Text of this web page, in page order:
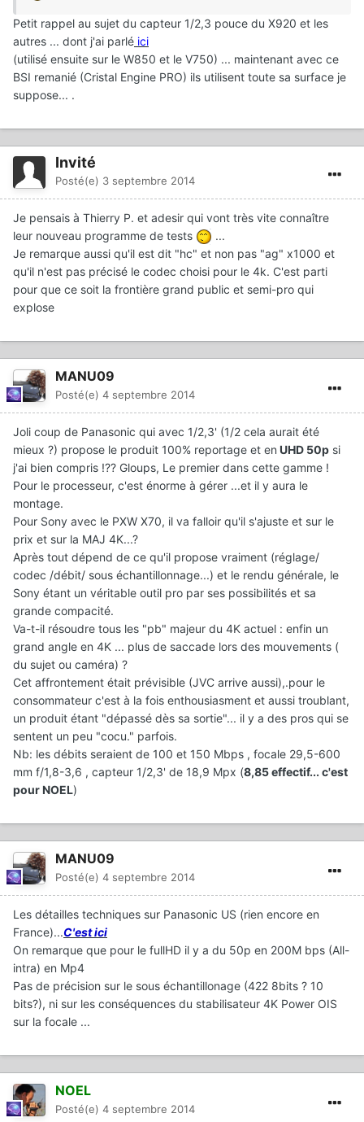
Petit rappel au sujet du capteur 1/2,3 pouce du X920 et les
autres ... dont j'ai parlé ici
(utilisé ensuite sur le W850 et le V750) ... maintenant avec ce
BSI remanié (Cristal Engine PRO) ils utilisent toute sa surface je
suppose... .
Invité
Posté(e) 3 septembre 2014
Je pensais à Thierry P. et adesir qui vont très vite connaître
leur nouveau programme de tests
...
Je remarque aussi qu'il est dit "hc" et non pas "ag" x1000 et
qu'il n'est pas précisé le codec choisi pour le 4k. C'est parti
pour que ce soit la frontière grand public et semi-pro qui
explose
MANU09
Posté(e) 4 septembre 2014
Joli coup de Panasonic qui avec 1/2,3' (1/2 cela aurait été
mieux ?) propose le produit 100% reportage et en UHD 50p si
j'ai bien compris !?? Gloups, Le premier dans cette gamme !
Pour le processeur, c'est énorme à gérer ...et il y aura le
montage.
Pour Sony avec le PXW X70, il va falloir qu'il s'ajuste et sur le
prix et sur la MAJ 4K...?
Après tout dépend de ce qu'il propose vraiment (réglage/
codec /débit/ sous échantillonnage...) et le rendu générale, le
Sony étant un véritable outil pro par ses possibilités et sa
grande compacité.
Va-t-il résoudre tous les "pb" majeur du 4K actuel : enfin un
grand angle en 4K ... plus de saccade lors des mouvements (
du sujet ou caméra) ?
Cet affrontement était prévisible (JVC arrive aussi),.pour le
consommateur c'est à la fois enthousiasment et aussi troublant,
un produit étant "dépassé dès sa sortie"... il y a des pros qui se
sentent un peu "cocu." parfois.
Nb: les débits seraient de 100 et 150 Mbps , focale 29,5-600
mm f/1,8-3,6 , capteur 1/2,3' de 18,9 Mpx (8,85 effectif... c'est
pour NOEL)
MANU09
Posté(e) 4 septembre 2014
Les détailles techniques sur Panasonic US (rien encore en
France)...C'est ici
On remarque que pour le fullHD il y a du 50p en 200M bps (All-
intra) en Mp4
Pas de précision sur le sous échantillonage (422 8bits ? 10
bits?), ni sur les conséquences du stabilisateur 4K Power OIS
sur la focale ...
NOEL
Posté(e) 4 septembre 2014